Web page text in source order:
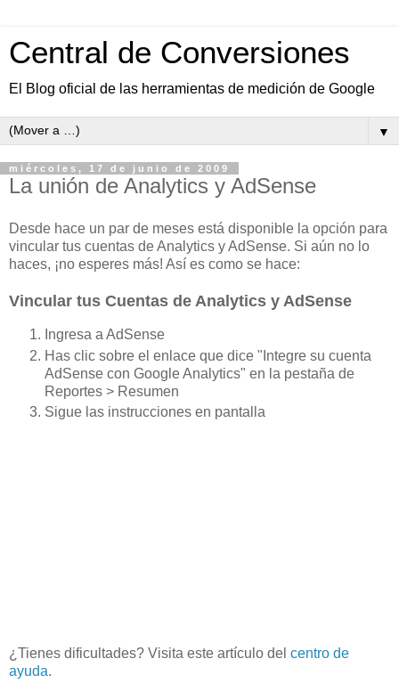
Central de Conversiones
El Blog oficial de las herramientas de medición de Google
▼
miércoles, 17 de junio de 2009
La unión de Analytics y AdSense
Desde hace un par de meses está disponible la opción para
vincular tus cuentas de Analytics y AdSense. Si aún no lo
haces, ¡no esperes más! Así es como se hace:
Vincular tus Cuentas de Analytics y AdSense
Ingresa a AdSense
Has clic sobre el enlace que dice "Integre su cuenta
AdSense con Google Analytics" en la pestaña de
Reportes > Resumen
Sigue las instrucciones en pantalla
¿Tienes dificultades? Visita este artículo del centro de
ayuda.